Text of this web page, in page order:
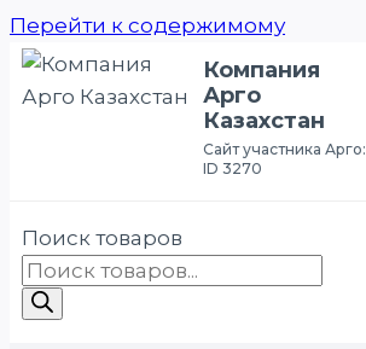
Перейти к содержимому
Компания
Арго
Казахстан
Сайт участника Арго:
ID 3270
Поиск товаров